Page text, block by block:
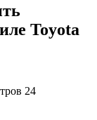
Toyota
24